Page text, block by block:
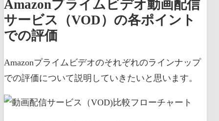
Amazonプライムビデオ動画配信
サービス（VOD）の各ポイント
での評価
Amazonプライムビデオのそれぞれのラインナップ
での評価について説明していきたいと思います。